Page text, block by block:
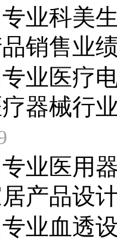
业科美
销售业
业医疗
器械行
业医用
产品设
业血透